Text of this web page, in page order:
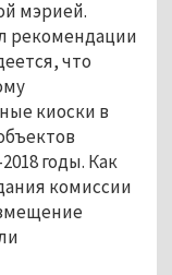
мэрией.
рекомендации
что
киоски в
годы. Как
комиссии